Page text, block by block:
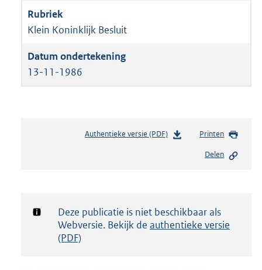
Klein Koninklijk Besluit
13-11-1986
Authentieke versie (PDF)b
g
Printen
Delen
Notificatie:
Deze publicatie is niet beschikbaar als
Webversie. Bekijk de authentieke versie
(PDF)